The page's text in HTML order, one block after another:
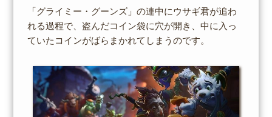
「グライミー・グーンズ」の連中にウサギ君が追わ
れる過程で、盗んだコイン袋に穴が開き、中に入っ
ていたコインがばらまかれてしまうのです。